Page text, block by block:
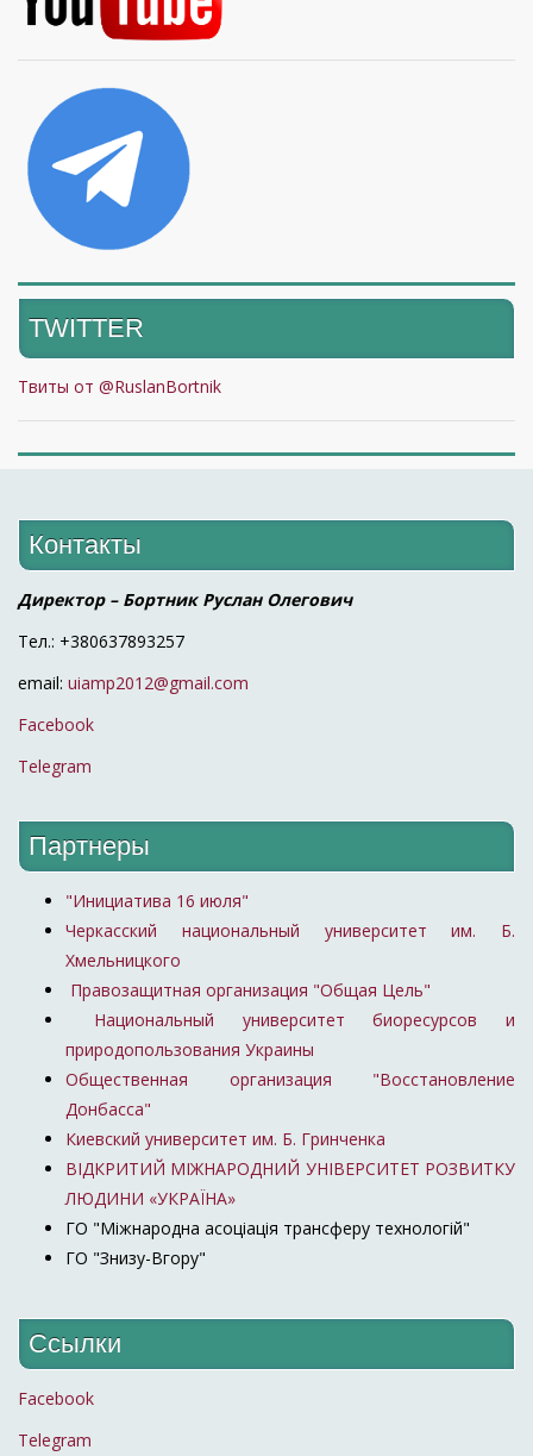
TWITTER
Твиты от @RuslanBortnik
Контакты
Директор – Бортник Руслан Олегович
Тел.: +380637893257
email: uiamp2012@gmail.com
Facebook
Telegram
Партнеры
"Инициатива 16 июля"
Черкасский национальный университет им. Б.
Хмельницкого
Правозащитная организация "Общая Цель"
Национальный университет биоресурсов и
природопользования Украины
Общественная организация "Восстановление
Донбасса"
Киевский университет им. Б. Гринченка
ВІДКРИТИЙ МІЖНАРОДНИЙ УНІВЕРСИТЕТ РОЗВИТКУ
ЛЮДИНИ «УКРАЇНА»
ГО "Міжнародна асоціація трансферу технологій"
ГО "Знизу-Вгору"
Ссылки
Facebook
Telegram